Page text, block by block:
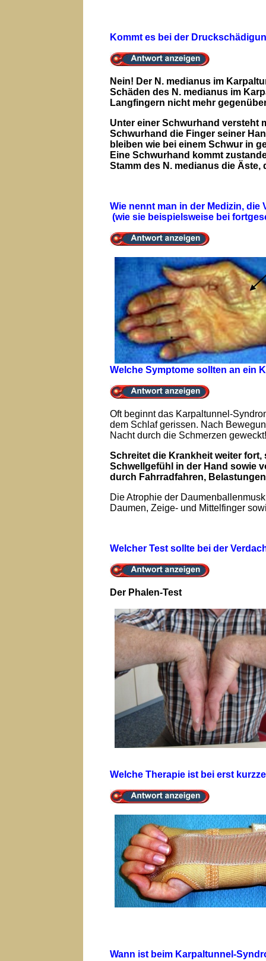
Kommt es bei der
Nein! Der N. medianus im
Schäden des N. medianus im
Langfingern nicht mehr
Unter einer Schwurhand versteht
Schwurhand die Finger seiner
bleiben wie bei einem Schwur in
Eine Schwurhand kommt
Stamm des N. medianus die
Wie nennt man in der Medizin,
(wie sie beispielsweise bei
Welche Symptome sollten an ein
Oft beginnt das Karpaltunnel-
dem Schlaf gerissen. Nach
Nacht durch die Schmerzen geweckt!
Schreitet die Krankheit weiter
Schwellgefühl in der Hand sowie
durch Fahrradfahren,
Die Atrophie der
Daumen, Zeige- und Mittelfinger
Welcher Test sollte bei der
Der Phalen-Test
Welche Therapie ist bei erst
Wann ist beim Karpaltunnel-